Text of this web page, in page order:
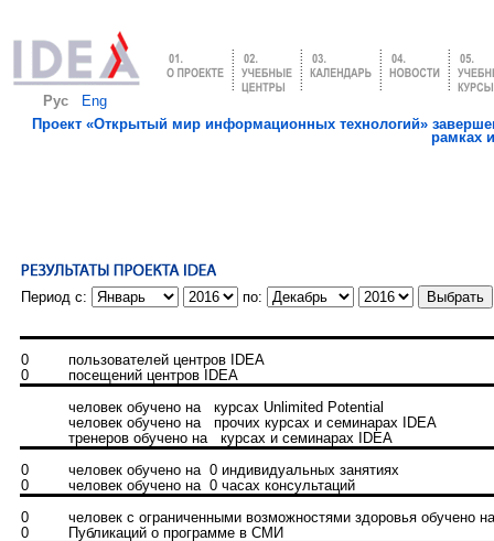
Рус
Eng
Проект «Открытый мир информационных технологий»
рамках
Период с: по:
0
пользователей центров IDEA
0
посещений центров IDEA
человек обучено на курсах Unlimited Potential
человек обучено на прочих курсах и семинарах IDEA
тренеров обучено на курсах и семинарах IDEA
0
человек обучено на 0 индивидуальных занятиях
0
человек обучено на 0 часах консультаций
0
человек с ограниченными возможностями здоровья обучено
0
Публикаций о программе в СМИ